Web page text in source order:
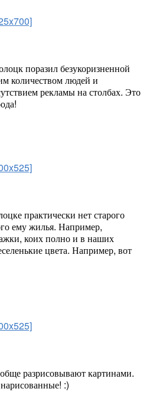
поразил безукоризненной
количеством людей и
рекламы на столбах. Это
практически нет старого
ему жилья. Например,
коих полно и в наших
цвета. Например, вот
разрисовывают картинами.
:)